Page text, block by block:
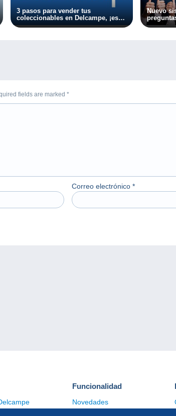
3 pasos para vender tus
coleccionables en Delcampe, ¡es
aún más fácil!
Nuevo
fields are marked *
Correo electrónico *
Funcionalidad
Novedades